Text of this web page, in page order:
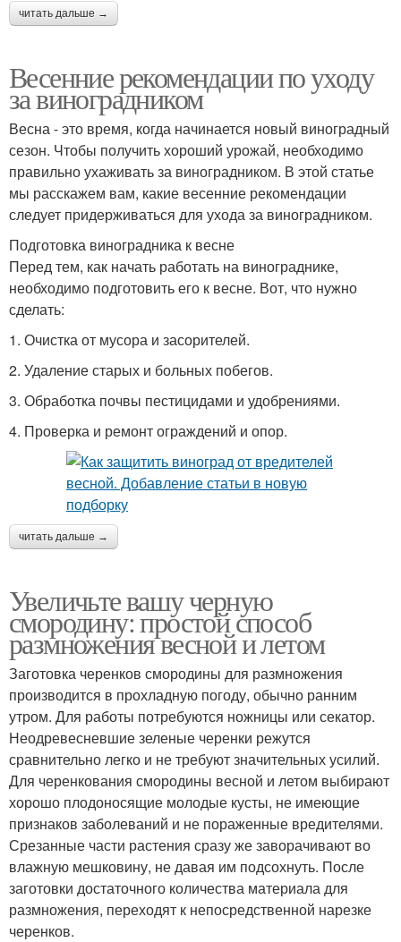
читать дальше →
Весенние рекомендации по уходу
за виноградником
Весна - это время, когда начинается новый виноградный
сезон. Чтобы получить хороший урожай, необходимо
правильно ухаживать за виноградником. В этой статье
мы расскажем вам, какие весенние рекомендации
следует придерживаться для ухода за виноградником.
Подготовка виноградника к весне
Перед тем, как начать работать на винограднике,
необходимо подготовить его к весне. Вот, что нужно
сделать:
1. Очистка от мусора и засорителей.
2. Удаление старых и больных побегов.
3. Обработка почвы пестицидами и удобрениями.
4. Проверка и ремонт ограждений и опор.
читать дальше →
Увеличьте вашу черную
смородину: простой способ
размножения весной и летом
Заготовка черенков смородины для размножения
производится в прохладную погоду, обычно ранним
утром. Для работы потребуются ножницы или секатор.
Неодревесневшие зеленые черенки режутся
сравнительно легко и не требуют значительных усилий.
Для черенкования смородины весной и летом выбирают
хорошо плодоносящие молодые кусты, не имеющие
признаков заболеваний и не пораженные вредителями.
Срезанные части растения сразу же заворачивают во
влажную мешковину, не давая им подсохнуть. После
заготовки достаточного количества материала для
размножения, переходят к непосредственной нарезке
черенков.